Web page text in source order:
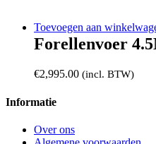
Toevoegen aan
Forellenvoer
€2,995.00 (incl. BTW)
Informatie
Over ons